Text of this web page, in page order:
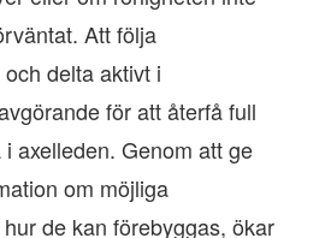
Att följa
delta aktivt i
för att återfå full
axelleden. Genom att ge
om möjliga
de kan förebyggas, ökar